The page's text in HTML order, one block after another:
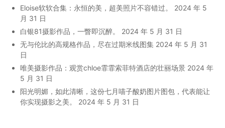
Eloise软软合集：永恒的美，超美照片不容错过。
2024 年 5
月 31 日
白银81摄影作品，一瞥即沉醉。
2024 年 5 月 31 日
无与伦比的高规格作品，尽在过期米线图集 2024 年 5 月 31
日
唯美摄影作品：观赏chloe霏霏索菲特酒店的壮丽场景 2024 年
5 月 31 日
阳光明媚，如此清晰，这份七月喵子酸奶图片图包，代表能让
你实现摄影之美。
2024 年 5 月 31 日